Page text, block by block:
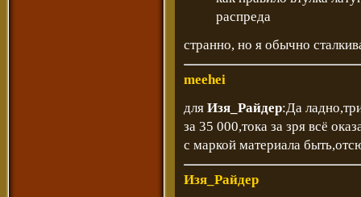
распреда
странно, но я обычно
meehei
для Изя_Райдер:Да
за 35 000,тока за зря всё
с маркой материала
Изя_Райдер